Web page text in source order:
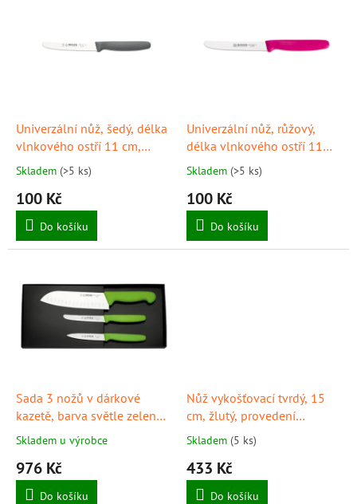
Univerzální nůž, šedý, délka
vlnkového ostří 11 cm,
GIESSER
Skladem (>5 ks)
100 Kč
Do košíku
Univerzální nůž, růžový,
délka vlnkového ostří 11
cm, GIESSER
Skladem (>5 ks)
100 Kč
Do košíku
Sada 3 nožů v dárkové
kazetě, barva světle zelená,
GIESSER
Skladem u výrobce
976 Kč
Do košíku
Nůž vykošťovací tvrdý, 15
cm, žlutý, provedení
"PrimeLine", GIESSER
Skladem (5 ks)
433 Kč
Do košíku